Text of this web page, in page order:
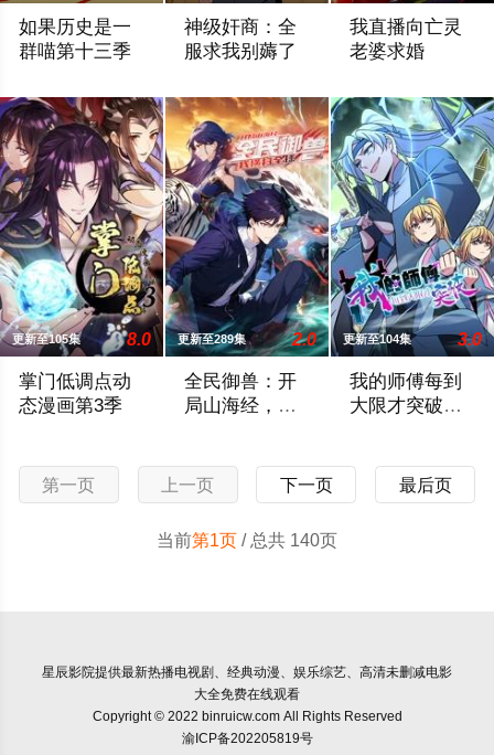
如果历史是一
群喵第十三季
神级奸商：全
服求我别薅了
我直播向亡灵
老婆求婚
更新至105集 8.0
掌门低调点动
态漫画第3季
更新至289集 2.0
全民御兽：开
局山海经，我
更新至104集 3.0
我的师傅每到
大限才突破动
第一页 上一页 下一页 最后页
当前第1页 / 总共 140页
星辰影院提供最新热播电视剧、经典动漫、娱乐综艺、高清未删减电影
大全免费在线观看
Copyright © 2022 binruicw.com All Rights Reserved
渝ICP备202205819号